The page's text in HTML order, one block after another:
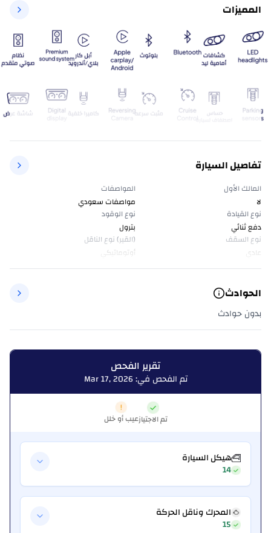
المميزات
تفاصيل السيارة
المالك الأول
لا
المواصفات
مواصفات سعودي
نوع القيادة
دفع ثنائي
نوع الوقود
بترول
نوع السقف
عادي
(القير) نوع الناقل
أوتوماتيكي
الحوادث
بدون حوادث
تقرير الفحص
تم الفحص في: Mar 17, 2026
تم الاجتيازعيب أو خلل
هيكل السيارة
14
المحرك وناقل الحركة
15